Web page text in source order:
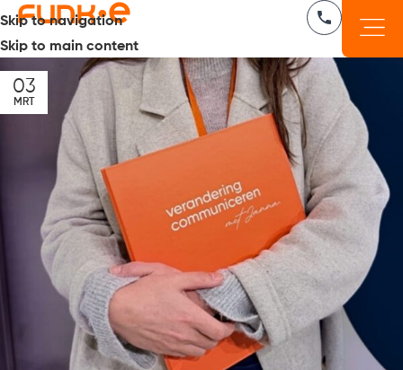
Skip to navigation
Skip to main content
03
MRT